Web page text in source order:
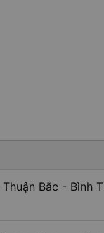
Bắc - Bình